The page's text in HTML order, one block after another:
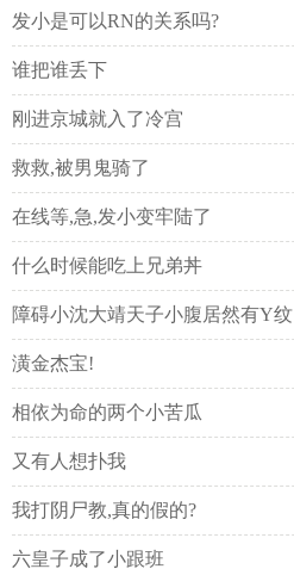
发小是可以RN的关系吗?
谁把谁丢下
刚进京城就入了冷宫
救救,被男鬼骑了
在线等,急,发小变牢陆了
什么时候能吃上兄弟丼
障碍小沈大靖天子小腹居然有Y纹
潢金杰宝!
相依为命的两个小苦瓜
又有人想扑我
我打阴尸教,真的假的?
六皇子成了小跟班